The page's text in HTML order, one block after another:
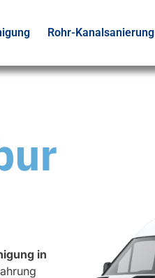
Rohr-Kanalsanierung
in